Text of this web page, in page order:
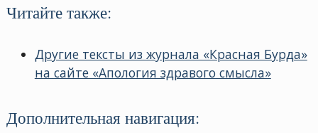
Читайте также:
Другие тексты из журнала «Красная Бурда»
на сайте «Апология здравого смысла»
Дополнительная навигация: